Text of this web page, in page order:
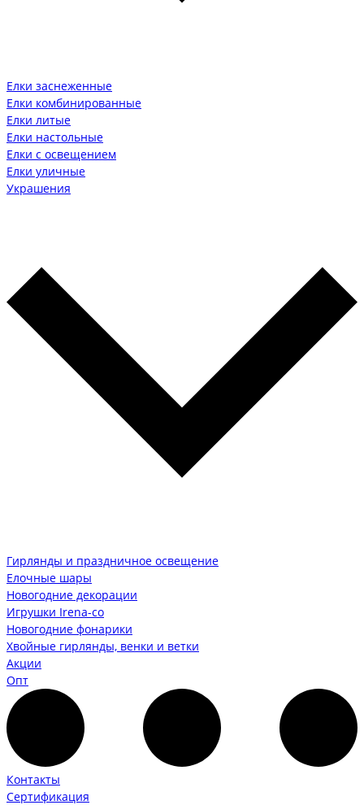
Елки заснеженные
Елки комбинированные
Елки литые
Елки настольные
Елки с освещением
Елки уличные
Украшения
Гирлянды и праздничное освещение
Елочные шары
Новогодние декорации
Игрушки Irena-co
Новогодние фонарики
Хвойные гирлянды, венки и ветки
Акции
Опт
Контакты
Сертификация